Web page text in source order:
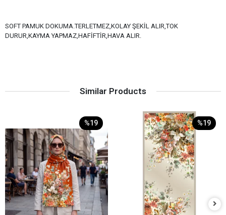
SOFT PAMUK DOKUMA.TERLETMEZ,KOLAY ŞEKİL ALIR,TOK
DURUR,KAYMA YAPMAZ,HAFİFTİR,HAVA ALIR.
Similar Products
%19 %19